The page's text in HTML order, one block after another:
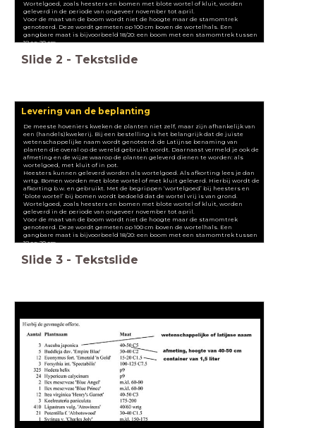
Wortelgoed, zoals heesters en bomen met blote wortel of kluit, worden
geleverd in de periode van ongeveer november tot april.
Voor de maat van de boom wordt niet de hoogte maar de stamomtrek
genoteerd. Deze wordt gemeten op 100 cm boven de wortelhals. Een
gangbare maat is bijvoorbeeld 18/20: een boom met een stamomtrek tussen
18 en 20 cm.
Slide 2 - Tekstslide
Levering van de beplanting
De meeste hoveniers kweken de planten niet zelf, maar zijn afhankelijk van
een (handels)kwekerij. Bij een bestelling is het belangrijk dat de juiste
wetenschappelijke naam wordt genoteerd: de Latijnse benaming van
planten die overal op de wereld gebruikt wordt. Daarnaast vermeld je ook de
afmeting en de wijze waarop de planten geleverd dienen te worden: als
wortelgoed, met kluit of in pot.
Heesters kunnen geleverd worden als wortelgoed. Als afkorting lees je dan
wrtg. Bomen worden met blote wortel of met kluit geleverd. Hierbij wordt de
afkorting b.w. en gebruikt. Met de begrippen ‘wortelgoed’ bij heesters en
‘blote wortel’ bij bomen wordt bedoeld dat de wortel vrij is van grond.
Wortelgoed, zoals heesters en bomen met blote wortel of kluit, worden
geleverd in de periode van ongeveer november tot april.
Voor de maat van de boom wordt niet de hoogte maar de stamomtrek
genoteerd. Deze wordt gemeten op 100 cm boven de wortelhals. Een
gangbare maat is bijvoorbeeld 18/20: een boom met een stamomtrek tussen
18 en 20 cm.
Slide 3 - Tekstslide